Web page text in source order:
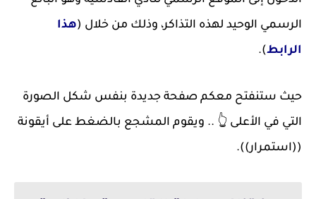
الرسمي الوحيد لهذه التذاكر، وذلك من خلال (هذا
الرابط).
حيث ستنفتح معكم صفحة جديدة بنفس شكل الصورة
التي في الأعلى 👆 .. ويقوم المشجع بالضغط على أيقونة
((استمرار)).